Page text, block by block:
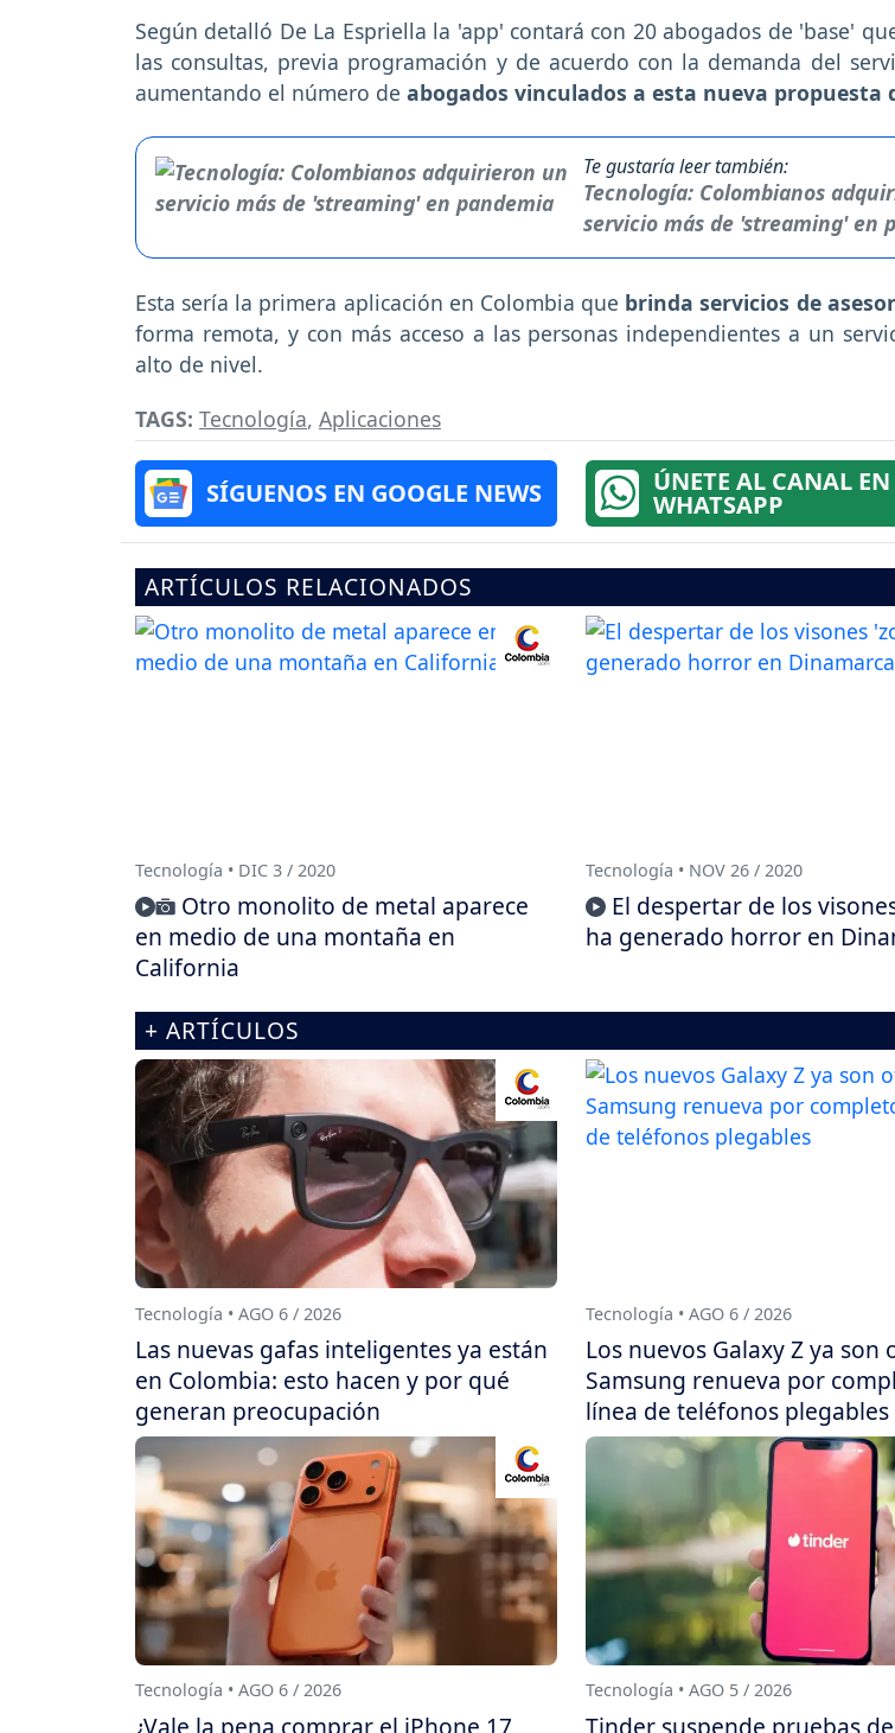
Según detalló De La Espriella la 'app' contará con 20 abogados de 'base'
las consultas, previa programación y de acuerdo con la demanda del
aumentando el número de abogados vinculados a esta nueva propuesta
Te gustaría leer también:
Tecnología: Colombianos
servicio más de 'streaming' en
Esta sería la primera aplicación en Colombia que brinda servicios de
forma remota, y con más acceso a las personas independientes a un
alto de nivel.
TAGS: Tecnología, Aplicaciones
SÍGUENOS EN GOOGLE NEWS ÚNETE AL CANAL EN
WHATSAPP
ARTÍCULOS RELACIONADOS
Tecnología • DIC 3 / 2020
Otro monolito de metal aparece
en medio de una montaña en
California
Tecnología • NOV 26 / 2020
El despertar de los
ha generado horror en
+ ARTÍCULOS
Tecnología • AGO 6 / 2026
Las nuevas gafas inteligentes ya están
en Colombia: esto hacen y por qué
generan preocupación
Tecnología • AGO 6 / 2026
Los nuevos Galaxy Z ya son
Samsung renueva por
línea de teléfonos plegables
Tecnología • AGO 6 / 2026
¿Vale la pena comprar el iPhone 17
Tecnología • AGO 5 / 2026
Tinder suspende pruebas